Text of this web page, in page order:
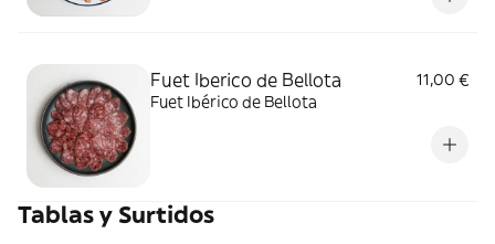
Fuet Iberico de Bellota
11,00 €
Fuet Ibérico de Bellota
Tablas y Surtidos